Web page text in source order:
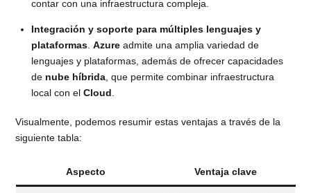
contar con una infraestructura compleja.
Integración y soporte para múltiples lenguajes y
plataformas. Azureadmite una amplia variedad de
lenguajes y plataformas, además de ofrecer capacidades
de nube híbrida, que permite combinar infraestructura
local con el Cloud
Visualmente, podemos resumir estas ventajas a través de la
siguiente tabla:
Aspecto Ventaja clave